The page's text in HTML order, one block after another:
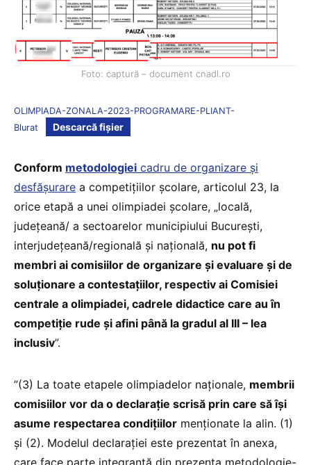
Foto: captură – document cnadl.ro
OLIMPIADA-ZONALA-2023-PROGRAMARE-PLIANT-
Blurat
Descarcă fișier
Conform metodologiei cadru de organizare și
desfășurare a competiţiilor şcolare, articolul 23, la
orice etapă a unei olimpiadei școlare, „locală,
judeţeană/ a sectoarelor municipiului Bucureşti,
interjudeţeană/regională şi naţională, nu pot fi
membri ai comisiilor de organizare şi evaluare şi de
soluţionare a contestaţiilor, respectiv ai Comisiei
centrale a olimpiadei, cadrele didactice care au în
competiţie rude şi afini până la gradul al III – lea
inclusiv”.
”(3) La toate etapele olimpiadelor naţionale, membrii
comisiilor vor da o declarație scrisă prin care să își
asume respectarea condiţiilor menţionate la alin. (1)
și (2). Modelul declaraţiei este prezentat în anexa,